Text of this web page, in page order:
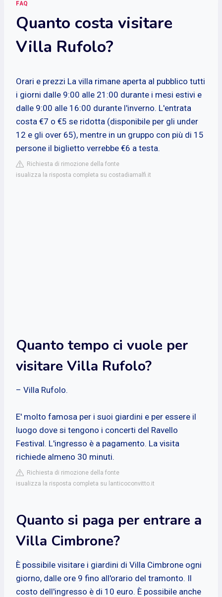
FAQ
Quanto costa visitare
Villa Rufolo?
Orari e prezzi La villa rimane aperta al pubblico tutti
i giorni dalle 9:00 alle 21:00 durante i mesi estivi e
dalle 9:00 alle 16:00 durante l'inverno. L'entrata
costa €7 o €5 se ridotta (disponibile per gli under
12 e gli over 65), mentre in un gruppo con più di 15
persone il biglietto verrebbe €6 a testa.
Richiesta di rimozione della fonte
isualizza la risposta completa su costadiamalfi.it
Quanto tempo ci vuole per
visitare Villa Rufolo?
– Villa Rufolo.
E' molto famosa per i suoi giardini e per essere il
luogo dove si tengono i concerti del Ravello
Festival. L'ingresso è a pagamento. La visita
richiede almeno 30 minuti.
Richiesta di rimozione della fonte
isualizza la risposta completa su lanticoconvitto.it
Quanto si paga per entrare a
Villa Cimbrone?
È possibile visitare i giardini di Villa Cimbrone ogni
giorno, dalle ore 9 fino all'orario del tramonto. Il
costo dell'ingresso è di 10 euro. È possibile anche